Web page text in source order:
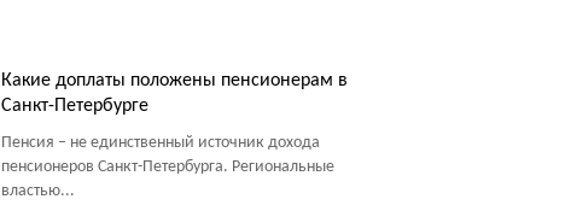
Какие доплаты положены пенсионерам в
Санкт-Петербурге
Пенсия – не единственный источник дохода
пенсионеров Санкт-Петербурга. Региональные
властью...